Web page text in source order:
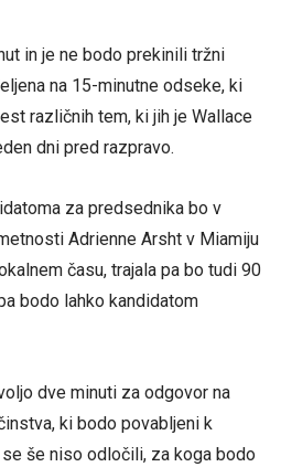
in je ne bodo prekinili tržni
na 15-minutne odseke, ki
različnih tem, ki jih je Wallace
dni pred razpravo.
za predsednika bo v
Adrienne Arsht v Miamiju
času, trajala pa bo tudi 90
bodo lahko kandidatom
dve minuti za odgovor na
ki bodo povabljeni k
še niso odločili, za koga bodo